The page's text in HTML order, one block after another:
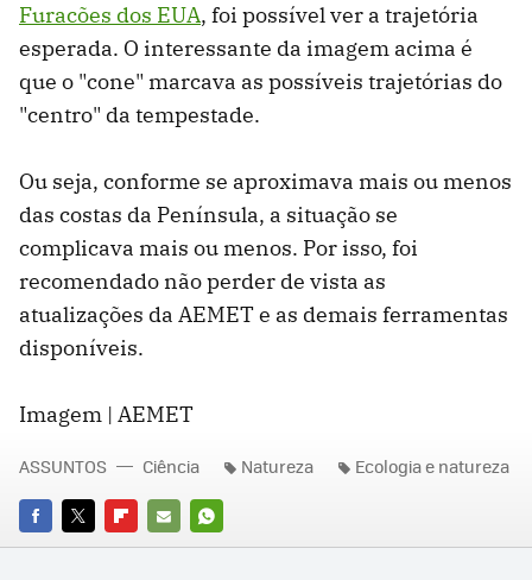
Furacões dos EUA, foi possível ver a trajetória
esperada. O interessante da imagem acima é
que o "cone" marcava as possíveis trajetórias do
"centro" da tempestade.
Ou seja, conforme se aproximava mais ou menos
das costas da Península, a situação se
complicava mais ou menos. Por isso, foi
recomendado não perder de vista as
atualizações da AEMET e as demais ferramentas
disponíveis.
Imagem | AEMET
FACEBOOK
TWITTERFLIPBOARD
E-
WHATSAPP
ASSUNTOS Ciência Natureza Ecologia e natureza